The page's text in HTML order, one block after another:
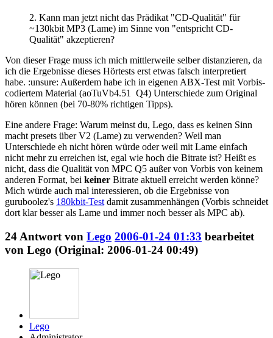
2. Kann man jetzt nicht das Prädikat "CD-Qualität" für
~130kbit MP3 (Lame) im Sinne von "entspricht CD-
Qualität" akzeptieren?
Von dieser Frage muss ich mich mittlerweile selber distanzieren, da
ich die Ergebnisse dieses Hörtests erst etwas falsch interpretiert
habe. :unsure: Außerdem habe ich in eigenen ABX-Test mit Vorbis-
codiertem Material (aoTuVb4.51 Q4) Unterschiede zum Original
hören können (bei 70-80% richtigen Tipps).
Eine andere Frage: Warum meinst du, Lego, dass es keinen Sinn
macht presets über V2 (Lame) zu verwenden? Weil man
Unterschiede eh nicht hören würde oder weil mit Lame einfach
nicht mehr zu erreichen ist, egal wie hoch die Bitrate ist? Heißt es
nicht, dass die Qualität von MPC Q5 außer von Vorbis von keinem
anderen Format, bei keiner Bitrate aktuell erreicht werden könne?
Mich würde auch mal interessieren, ob die Ergebnisse von
guruboolez's 180kbit-Testdamit zusammenhängen (Vorbis schneidet
dort klar besser als Lame und immer noch besser als MPC ab).
24 Antwort von Lego 2006-01-24 01:33 bearbeitet
von Lego (Original: 2006-01-24 00:49)
Lego